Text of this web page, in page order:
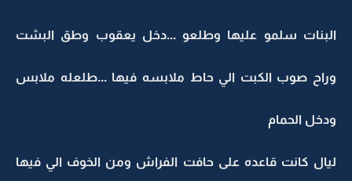
البنات سلمو عليها وطلعو ...دخل يعقوب وطق البشت
وراح صوب الكبت الي حاط ملابسه فيها ...طلعله ملابس
ودخل الحمام
ليال كانت قاعده على حافت الفراش ومن الخوف الي فيها